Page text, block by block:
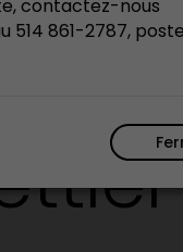
contactez-nous
514 861-2787,